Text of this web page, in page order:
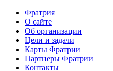
Фратрия
О сайте
Об организации
Цели и задачи
Карты Фратрии
Партнеры Фратрии
Контакты